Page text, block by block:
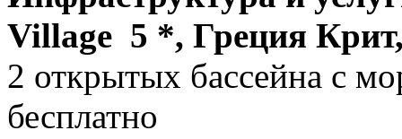
Village 5 *, Греция
2 открытых бассейна с
бесплатно